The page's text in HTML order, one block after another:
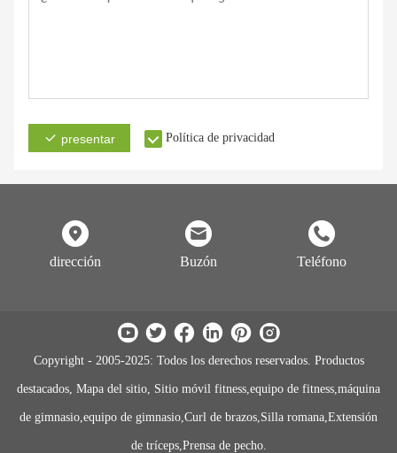
presentar Política de privacidad
dirección Buzón Teléfono
Copyright - 2005-2025: Todos los derechos reservados. Productos
destacados, Mapa del sitio, Sitio móvil fitness,equipo de fitness,máquina
de gimnasio,equipo de gimnasio,Curl de brazos,Silla romana,Extensión
de tríceps,Prensa de pecho.